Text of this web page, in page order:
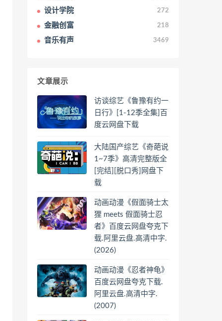
设计学院 272
金融创富 218
音乐有声 3469
文章展示
访谈综艺《鲁豫有约一
日行》[1-12季全集]百
度云网盘下载
大陆国产综艺《奇葩说
1~7季》高清完整版全
[完结][脱口秀]网盘下
载
动画动漫《假面骑士太
狸 meets 假面骑士忍
者》百度云网盘夸克下
载.阿里云盘.高清中字.
(2026)
动画动漫《忍者神龟》
百度云网盘夸克下载.
阿里云盘.高清中字.
(2007)